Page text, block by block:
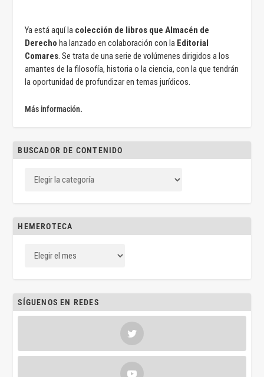
Ya está aquí la colección de libros que Almacén de
Derecho ha lanzado en colaboración con la Editorial
Comares. Se trata de una serie de volúmenes dirigidos a los
amantes de la filosofía, historia o la ciencia, con la que tendrán
la oportunidad de profundizar en temas jurídicos.
Más información.
BUSCADOR DE CONTENIDO
HEMEROTECA
SÍGUENOS EN REDES